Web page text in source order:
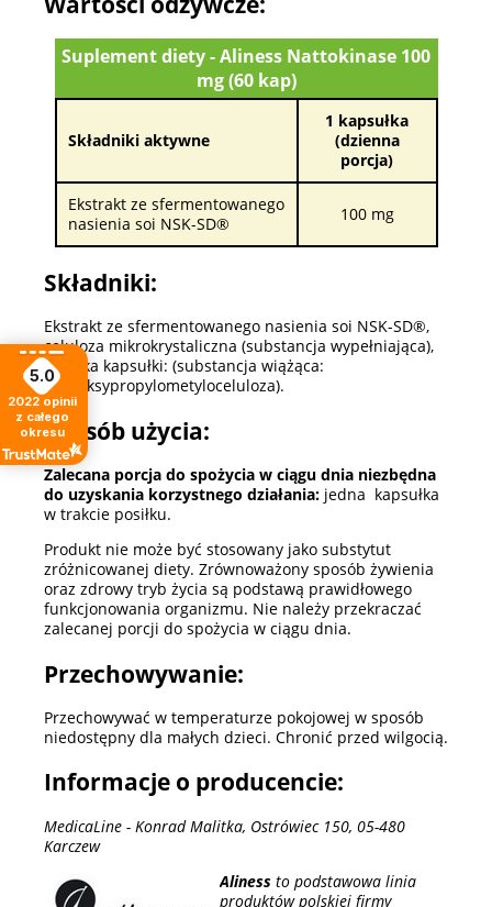
Suplement diety - Aliness Nattokinase 100
mg (60 kap)
Składniki aktywne
1 kapsułka
(dzienna
porcja)
Ekstrakt ze sfermentowanego
nasienia soi NSK-SD®
100 mg
Składniki:
Ekstrakt ze sfermentowanego nasienia soi NSK-SD®,
celuloza mikrokrystaliczna (substancja wypełniająca),
otoczka kapsułki: (substancja wiążąca:
hydroksypropylometyloceluloza).
Sposób użycia:
Zalecana porcja do spożycia w ciągu dnia niezbędna
do uzyskania korzystnego działania: jedna kapsułka
w trakcie posiłku.
Produkt nie może być stosowany jako substytut
zróżnicowanej diety. Zrównoważony sposób żywienia
oraz zdrowy tryb życia są podstawą prawidłowego
funkcjonowania organizmu. Nie należy przekraczać
zalecanej porcji do spożycia w ciągu dnia.
Przechowywanie:
Przechowywać w temperaturze pokojowej w sposób
niedostępny dla małych dzieci. Chronić przed wilgocią.
Informacje o producencie:
MedicaLine - Konrad Malitka, Ostrówiec 150, 05-480
Karczew
Aliness to podstawowa linia
produktów polskiej firmy
5.0
2022 opinii
z całego
okresu